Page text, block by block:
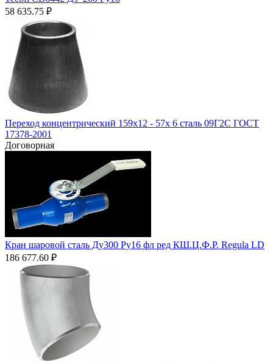
58 635.75 ₽
Переход концентрический 159х12 - 57х 6 сталь 09Г2С ГОСТ
17378-2001
Договорная
Кран шаровой сталь Ду300 Ру16 фл ред КШ.Ц.Ф.Р. Regula LD
186 677.60 ₽